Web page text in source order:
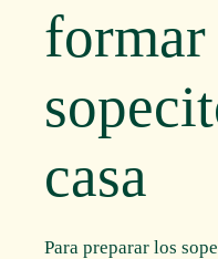
formar
casa
Para preparar los